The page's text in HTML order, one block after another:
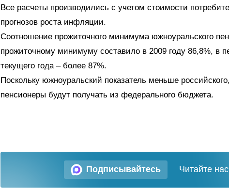
Все расчеты производились с учетом стоимости
прогнозов роста инфляции.
Соотношение прожиточного минимума южноуральского
прожиточному минимуму составило в 2009 году 86,8%, в
текущего года – более 87%.
Поскольку южноуральский показатель меньше
пенсионеры будут получать из федерального бюджета.
Подписывайтесь Читайте